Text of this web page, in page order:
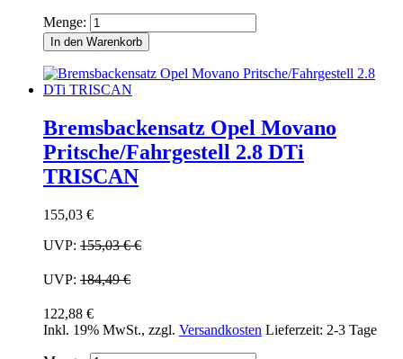
Menge:
In den Warenkorb
Bremsbackensatz Opel Movano
Pritsche/Fahrgestell 2.8 DTi
TRISCAN
155,03 €
UVP: 155,03 €€
UVP: 184,49 €
122,88 €
Inkl. 19% MwSt., zzgl. Versandkosten Lieferzeit: 2-3 Tage